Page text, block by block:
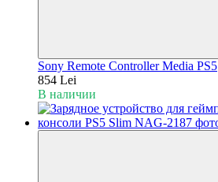
Sony Remote Controller Media PS5
854 Lei
В наличии